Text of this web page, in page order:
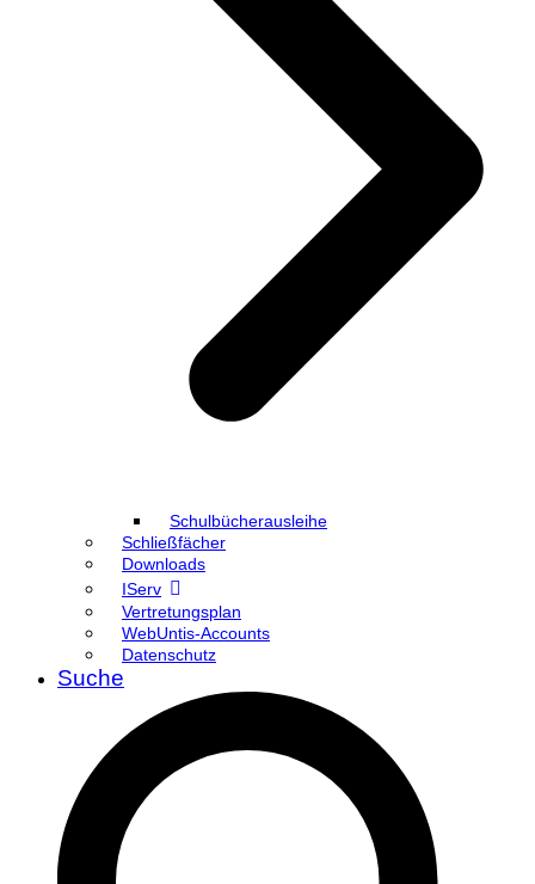
Schulbücherausleihe
Schließfächer
Downloads
IServ
Vertretungsplan
WebUntis-Accounts
Datenschutz
Suche